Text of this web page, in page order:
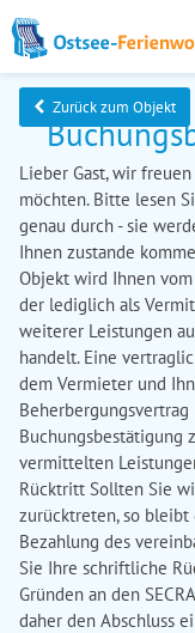
Zurück zum Objekt
Lieber Gast, wir
möchten. Bitte lesen
genau durch - sie
Ihnen zustande
Objekt wird Ihnen vom
der lediglich als
weiterer Leistungen
handelt. Eine
dem Vermieter und
Buchungsbestätigung
vermittelten
Rücktritt Sollten Sie
zurücktreten, so bleibt
Bezahlung des
Sie Ihre schriftliche
Gründen an den
daher den Abschluss